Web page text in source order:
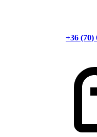
+36 (70)